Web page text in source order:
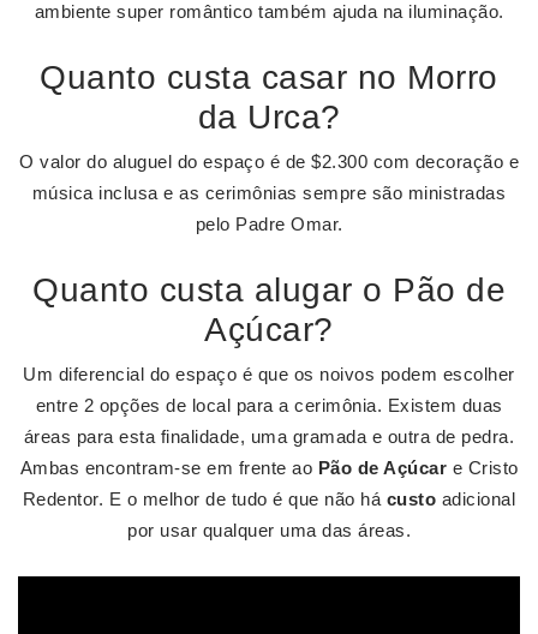
ambiente super romântico também ajuda na iluminação.
Quanto custa casar no Morro
da Urca?
O valor do aluguel do espaço é de $2.300 com decoração e
música inclusa e as cerimônias sempre são ministradas
pelo Padre Omar.
Quanto custa alugar o Pão de
Açúcar?
Um diferencial do espaço é que os noivos podem escolher
entre 2 opções de local para a cerimônia. Existem duas
áreas para esta finalidade, uma gramada e outra de pedra.
Ambas encontram-se em frente ao Pão de Açúcar e Cristo
Redentor. E o melhor de tudo é que não há custo adicional
por usar qualquer uma das áreas.